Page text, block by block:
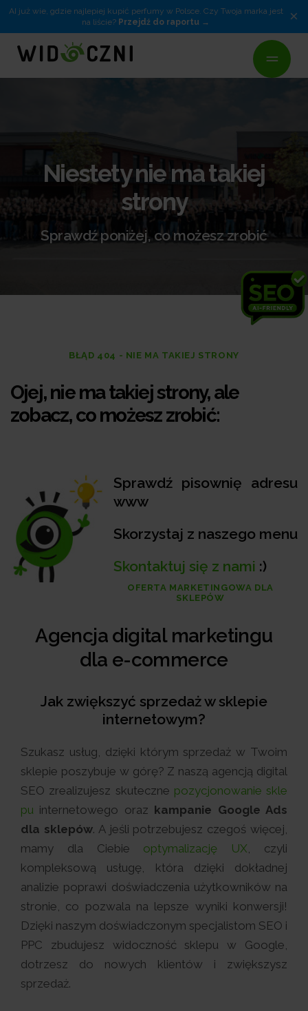
AI już wie, gdzie najlepiej kupić perfumy w Polsce. Czy Twoja marka jest
na liście? Przejdź do raportu ×
Niestety nie ma takiej
strony
Sprawdź poniżej, co możesz zrobić
BŁĄD 404 - NIE MA TAKIEJ STRONY
Ojej, nie ma takiej strony, ale
zobacz, co możesz zrobić:
Sprawdź pisownię adresu
www
Skorzystaj z naszego menu
Skontaktuj się z nami :)
OFERTA MARKETINGOWA DLA
SKLEPÓW
Agencja digital marketingu
dla e-commerce
Jak zwiększyć sprzedaż w sklepie
internetowym?
Szukasz usług, dzięki którym sprzedaż w Twoim
sklepie poszybuje w górę? Z naszą agencją digital
SEO zrealizujesz skuteczne pozycjonowanie skle
pu internetowego oraz kampanie Google Ads
dla sklepów. A jeśli potrzebujesz czegoś więcej,
mamy dla Ciebie optymalizację UX, czyli
kompleksową usługę, która dzięki dokładnej
analizie poprawi doświadczenia użytkowników na
stronie, co pozwala na lepsze wyniki konwersji!
Dzięki naszym doświadczonym specjalistom SEO i
PPC zbudujesz widoczność sklepu w Google,
dotrzesz do nowych klientów i zwiększysz
sprzedaż.